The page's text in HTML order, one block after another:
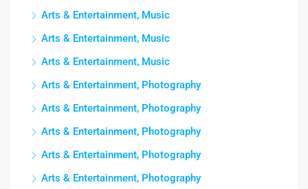
Arts & Entertainment, Music
Arts & Entertainment, Music
Arts & Entertainment, Music
Arts & Entertainment, Photography
Arts & Entertainment, Photography
Arts & Entertainment, Photography
Arts & Entertainment, Photography
Arts & Entertainment, Photography